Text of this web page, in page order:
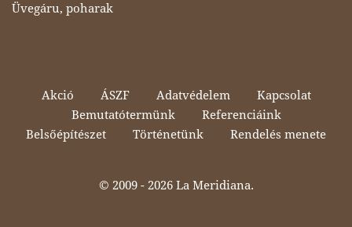
Üvegáru, poharak
Akció ÁSZF Adatvédelem
Kapcsolat
Bemutatótermünk
Referenciáink
Belsőépítészet
Történetünk Rendelés menete
© 2009 - 2026 La Meridiana.